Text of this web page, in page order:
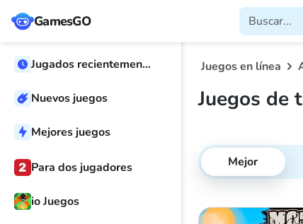
GamesGO
Jugados recientemente
Nuevos juegos
Mejores juegos
Para dos jugadores
io Juegos
Juegos en línea
Juegos de
Mejor